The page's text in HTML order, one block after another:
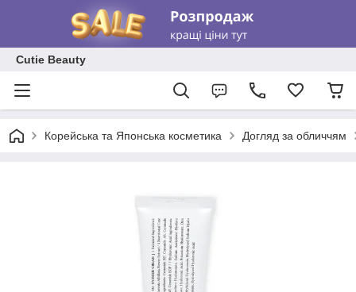
Cutie Beauty
Корейська та Японська косметика Догляд за обличчям